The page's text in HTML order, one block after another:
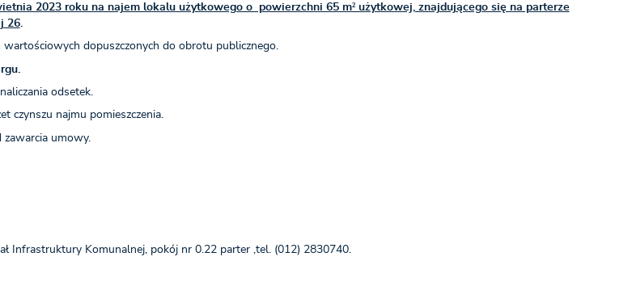
2023 roku na najem lokalu użytkowego o powierzchni 65 m² użytkowej, znajdującego się na parterze
26.
dopuszczonych do obrotu publicznego.
odsetek.
czynszu najmu pomieszczenia.
zawarcia umowy.
Infrastruktury Komunalnej, pokój nr 0.22 parter ,tel. (012) 2830740.